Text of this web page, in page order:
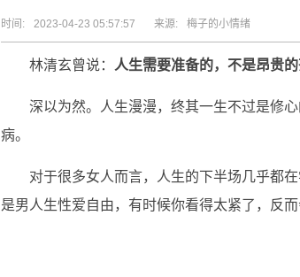
时间: 2023-04-23 05:57:57 来源: 梅子的小情绪
林清玄曾说： 人生需要准备的，不是昂贵
深以为然。人生漫漫，终其一生不过是修
病。
对于很多女人而言，人生的下半场几乎都
是男人生性爱自由，有时候你看得太紧了，反而